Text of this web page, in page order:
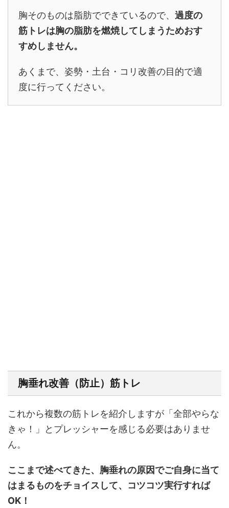
胸そのものは脂肪でできているので、 過度の
筋トレは胸の脂肪を燃焼してしまうためおす
すめしません。
あくまで、姿勢・土台・コリ改善の目的で適
度に行ってください。
胸垂れ改善（防止）筋トレ
これから複数の筋トレを紹介しますが「全部やらな
きゃ！」とプレッシャーを感じる必要はありませ
ん。
ここまで述べてきた、胸垂れの原因でご自身に当て
はまるものをチョイスして、コツコツ実行すれば
OK！